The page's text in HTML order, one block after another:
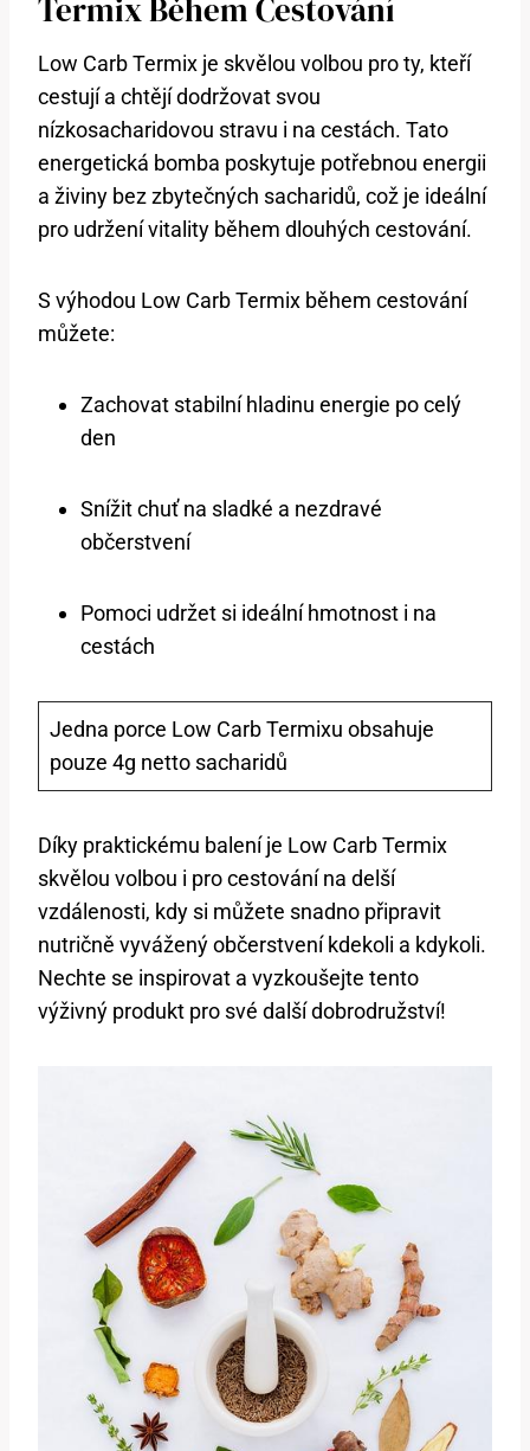
Termix Během Cestování
Low Carb​ Termix ‌je ‍skvělou volbou pro ​ty, kteří
cestují a chtějí dodržovat svou
nízkosacharidovou stravu i na cestách. Tato
energetická bomba⁣ poskytuje ⁢potřebnou energii
a živiny ‌bez zbytečných sacharidů, což je ideální
pro ‍udržení ‌vitality během dlouhých cestování.
S ⁤výhodou Low Carb⁢ Termix ⁣během cestování
můžete:
Zachovat stabilní hladinu energie po celý
den
Snížit chuť ​na sladké ⁤a ⁣nezdravé
občerstvení
Pomoci ‌udržet si ideální hmotnost i na
cestách
Jedna porce Low ‌Carb ⁢Termixu obsahuje
‍pouze‌ 4g netto sacharidů
Díky praktickému balení je Low Carb Termix‍
skvělou volbou i pro cestování na delší
vzdálenosti, kdy⁢ si můžete ⁣snadno připravit
nutričně vyvážený občerstvení ⁣kdekoli a kdykoli.
⁢Nechte se inspirovat a vyzkoušejte ⁢tento
výživný produkt pro své⁤ další dobrodružství!